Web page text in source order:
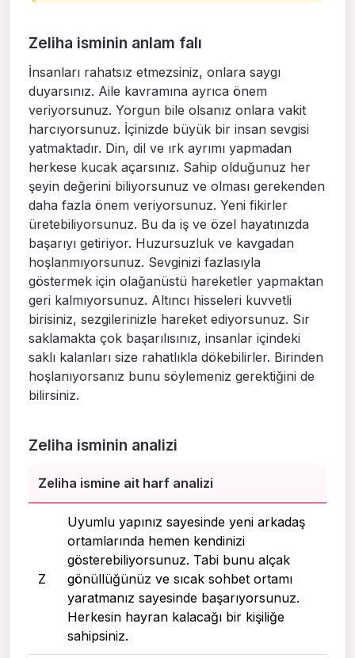
Zeliha isminin anlam falı
İnsanları rahatsız etmezsiniz, onlara saygı
duyarsınız. Aile kavramına ayrıca önem
veriyorsunuz. Yorgun bile olsanız onlara vakit
harcıyorsunuz. İçinizde büyük bir insan sevgisi
yatmaktadır. Din, dil ve ırk ayrımı yapmadan
herkese kucak açarsınız. Sahip olduğunuz her
şeyin değerini biliyorsunuz ve olması gerekenden
daha fazla önem veriyorsunuz. Yeni fikirler
üretebiliyorsunuz. Bu da iş ve özel hayatınızda
başarıyı getiriyor. Huzursuzluk ve kavgadan
hoşlanmıyorsunuz. Sevginizi fazlasıyla
göstermek için olağanüstü hareketler yapmaktan
geri kalmıyorsunuz. Altıncı hisseleri kuvvetli
birisiniz, sezgilerinizle hareket ediyorsunuz. Sır
saklamakta çok başarılısınız, insanlar içindeki
saklı kalanları size rahatlıkla dökebilirler. Birinden
hoşlanıyorsanız bunu söylemeniz gerektiğini de
bilirsiniz.
Zeliha isminin analizi
Zeliha ismine ait harf analizi
Z
Uyumlu yapınız sayesinde yeni arkadaş
ortamlarında hemen kendinizi
gösterebiliyorsunuz. Tabi bunu alçak
gönüllüğünüz ve sıcak sohbet ortamı
yaratmanız sayesinde başarıyorsunuz.
Herkesin hayran kalacağı bir kişiliğe
sahipsiniz.